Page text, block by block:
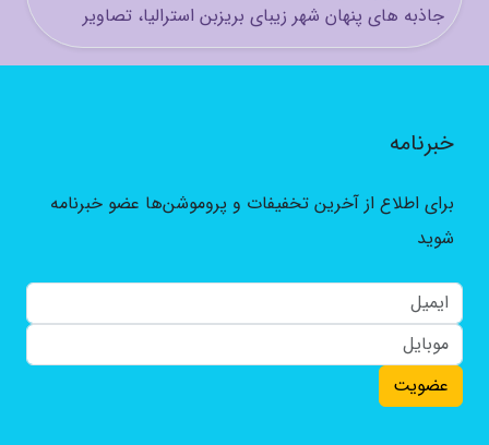
جاذبه های پنهان شهر زیبای بریزبن استرالیا، تصاویر
خبرنامه
برای اطلاع از آخرین تخفیفات و پروموشن‌ها عضو خبرنامه
شوید
عضویت